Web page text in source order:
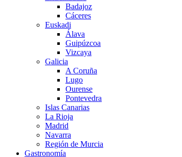
Badajoz
Cáceres
Euskadi
Álava
Guipúzcoa
Vizcaya
Galicia
A Coruña
Lugo
Ourense
Pontevedra
Islas Canarias
La Rioja
Madrid
Navarra
Región de Murcia
Gastronomía